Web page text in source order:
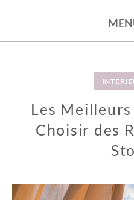
Les
Choisir des